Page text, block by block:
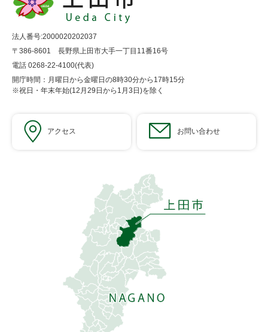
法人番号:2000020202037
〒386-8601 長野県上田市大手一丁目11番16号
電話 0268-22-4100(代表)
開庁時間：月曜日から金曜日の8時30分から17時15分
※祝日・年末年始(12月29日から1月3日)を除く
アクセス お問い合わせ